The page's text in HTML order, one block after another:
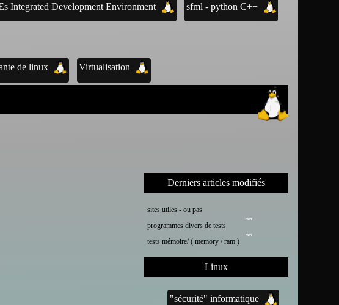
Integrated Development Environment sfml - python C++
de linux Virtualisation
Derniers articles modifiés
sites utiles - ou pas
programmes divers de tests
tests mémoire/ ( memory / ram )
Linux
"sécurité" informatique